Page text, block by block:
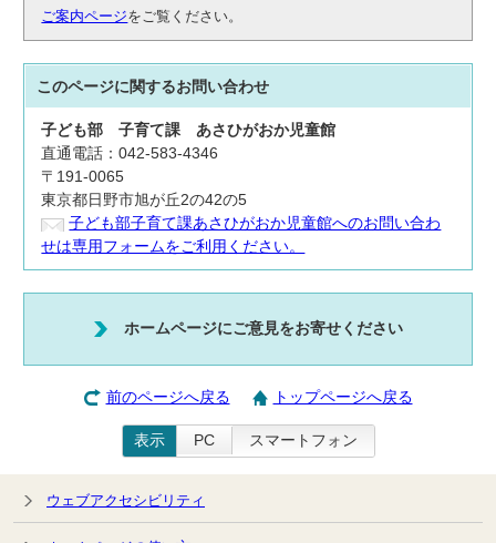
ご案内ページをご覧ください。
このページに関するお問い合わせ
子ども部子育て課 あさひがおか児童館
直通電話：042-583-4346
〒191-0065
東京都日野市旭が丘2の42の5
子ども部子育て課あさひがおか児童館へのお問い合わ
せは専用フォームをご利用ください。
ホームページにご意見をお寄せください
前のページへ戻る トップページへ戻る
表示 PC スマートフォン
ウェブアクセシビリティ